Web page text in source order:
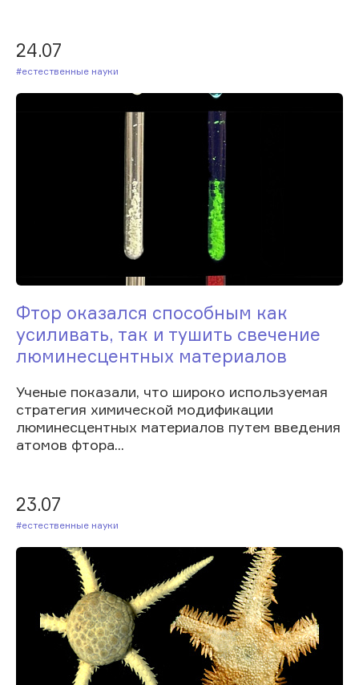
24.07
#Естественные науки
Фтор оказался способным как
усиливать, так и тушить свечение
люминесцентных материалов
Ученые показали, что широко используемая
стратегия химической модификации
люминесцентных материалов путем введения
атомов фтора...
23.07
#Естественные науки